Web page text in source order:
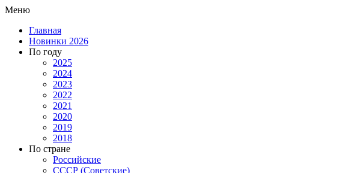
Меню
Главная
Новинки 2026
По году
2025
2024
2023
2022
2021
2020
2019
2018
По стране
Российские
СССР (Советские)